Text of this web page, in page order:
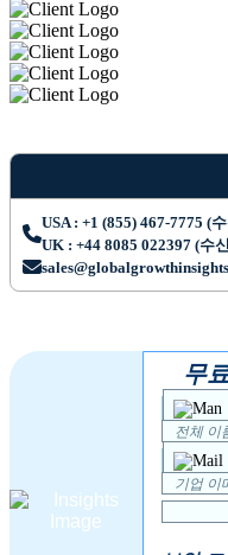
USA : +1 (855) 467-7775 (
UK : +44 8085 022397 (수
무